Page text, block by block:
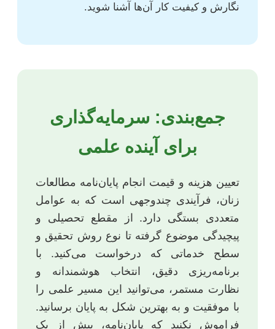
نگارش و کیفیت کار آن‌ها آشنا شوید.
جمع‌بندی: سرمایه‌گذاری
برای آینده علمی
تعیین هزینه و قیمت انجام پایان‌نامه مطالعات
زنان، فرآیندی چندوجهی است که به عوامل
متعددی بستگی دارد. از مقطع تحصیلی و
پیچیدگی موضوع گرفته تا نوع روش تحقیق و
سطح خدماتی که درخواست می‌کنید. با
برنامه‌ریزی دقیق، انتخاب هوشمندانه و
نظارت مستمر، می‌توانید این مسیر علمی را
با موفقیت و به بهترین شکل به پایان برسانید.
فراموش نکنید که پایان‌نامه، بیش از یک